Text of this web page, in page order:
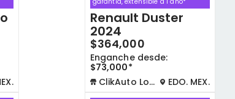
Renault Duster
2024
$364,000
Enganche desde:
$73,000*
ClikAuto Lomas Verdes
EDO. MEX.